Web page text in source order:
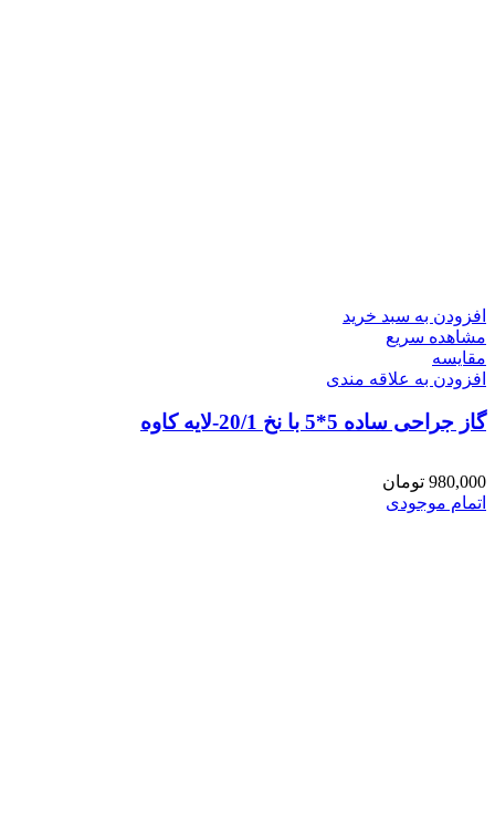
افزودن به سبد خرید
مشاهده سریع
مقایسه
افزودن به علاقه مندی
گاز جراحی ساده 5*5 با نخ 20/1-لایه کاوه
980,000 تومان
اتمام موجودی